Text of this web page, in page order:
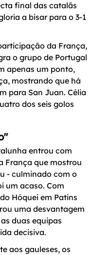
final das catalãs
a bisar para o 3-1
da França,
o grupo de Portugal
apenas um ponto,
mostrando que há
para San Juan. Célia
dos seis golos
entrou com
França que mostrou
- culminado com o
um acaso. Com
Hóquei em Patins
uma desvantagem
duas equipas
decisiva.
aos gauleses, os